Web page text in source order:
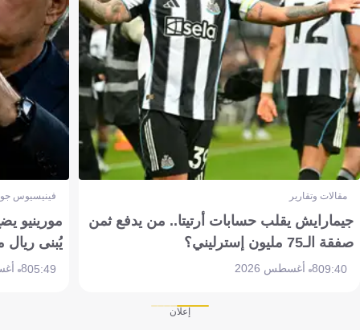
مقالات وتقارير
جيمارايش يقلب حسابات أرتيتا.. من يدفع ثمن
صفقة الـ75 مليون إسترليني؟
09:408 أغسطس 2026
فينيسيوس
مورينيو
يُبنى ريال
05:498 أغسطس 2026
إعلان